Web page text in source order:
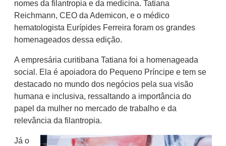
nomes da filantropia e da medicina. Tatiana
Reichmann, CEO da Ademicon, e o médico
hematologista Eurípides Ferreira foram os grandes
homenageados dessa edição.
A empresária curitibana Tatiana foi a homenageada
social. Ela é apoiadora do Pequeno Príncipe e tem se
destacado no mundo dos negócios pela sua visão
humana e inclusiva, ressaltando a importância do
papel da mulher no mercado de trabalho e da
relevância da filantropia.
Já o